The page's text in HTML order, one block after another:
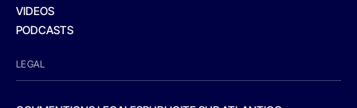
VIDEOS
PODCASTS
LEGAL